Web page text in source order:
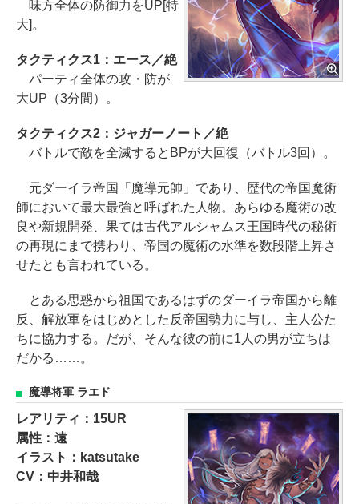
味方全体の防御力をUP[特
大]。
タクティクス1：エース／絶
パーティ全体の攻・防が
大UP（3分間）。
タクティクス2：ジャガーノート／絶
バトルで敵を全滅するとBPが大回復（バトル3回）。
元ダーイラ帝国「魔導元帥」であり、歴代の帝国魔術
師において最大最強と呼ばれた人物。あらゆる魔術の改
良や新規開発、果ては古代アルシャムス王国時代の秘術
の再現にまで携わり、帝国の魔術の水準を数段階上昇さ
せたとも言われている。
とある思惑から祖国であるはずのダーイラ帝国から離
反、解放軍をはじめとした反帝国勢力に与し、主人公た
ちに協力する。だが、そんな彼の前に1人の男が立ちは
だかる……。
魔導将軍 ラエド
レアリティ：15UR
属性：遠
イラスト：katsutake
CV：中井和哉